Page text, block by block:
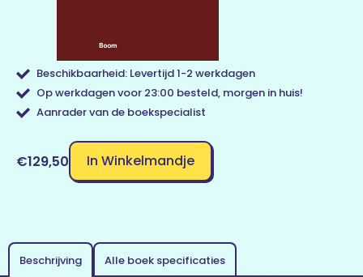
Beschikbaarheid: Levertijd 1-2 werkdagen
Op werkdagen voor 23:00 besteld, morgen in huis!
Aanrader van de boekspecialist
€129,50 In Winkelmandje
Beschrijving
Alle boek specificaties